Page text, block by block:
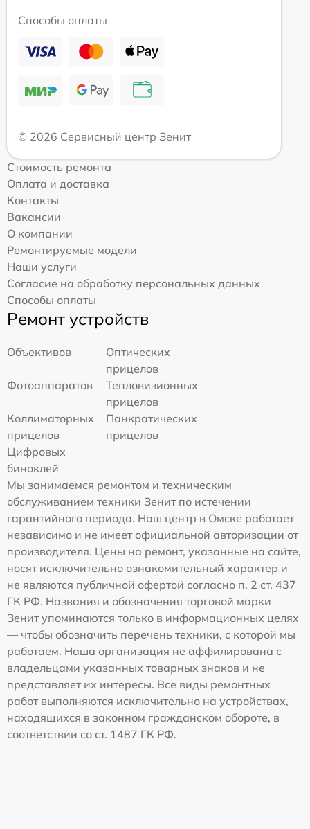
Способы оплаты
© 2026 Сервисный центр Зенит
Стоимость ремонта
Оплата и доставка
Контакты
Вакансии
О компании
Ремонтируемые модели
Наши услуги
Согласие на обработку персональных данных
Способы оплаты
Ремонт устройств
Объективов
Оптических
прицелов
Фотоаппаратов
Тепловизионных
прицелов
Коллиматорных
прицелов
Панкратических
прицелов
Цифровых
биноклей
Мы занимаемся ремонтом и техническим
обслуживанием техники Зенит по истечении
гарантийного периода. Наш центр в Омске работает
независимо и не имеет официальной авторизации от
производителя. Цены на ремонт, указанные на сайте,
носят исключительно ознакомительный характер и
не являются публичной офертой согласно п. 2 ст. 437
ГК РФ. Названия и обозначения торговой марки
Зенит упоминаются только в информационных целях
— чтобы обозначить перечень техники, с которой мы
работаем. Наша организация не аффилирована с
владельцами указанных товарных знаков и не
представляет их интересы. Все виды ремонтных
работ выполняются исключительно на устройствах,
находящихся в законном гражданском обороте, в
соответствии со ст. 1487 ГК РФ.